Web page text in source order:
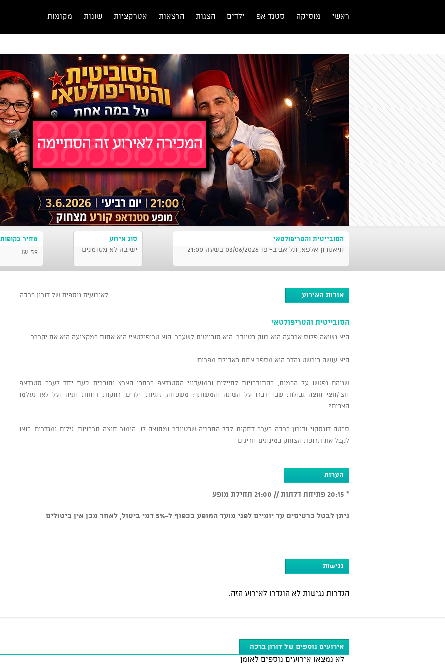
ראשי מוסיקה סטנד אפ ילדים הצגות הרצאות אטרקציות שונות מקומות
הסובייטית והטריפולטאי
תיאטרון אלפא, תל אביב-יפו 03/06/2026 בשעה 21:00
סוג אירוע
ישיבה לא מסומנים
מחיר בקופות
59 ₪
אודות האירוע לאירועים נוספים של דורון ברכה
הסובייטית והטריפולטאי
היא נשואה פלוס ארבעה הוא רווק בטינדר. היא סובייטית לשעבר, הוא טריפולטאי! היא אחות במקצועה הוא אח יקררר ...
היא עושה בורשט נהדר הוא מספר אחת באכילת מפרום!
שניהם נפגשו על הבמות, בהתנדבויות לחיילים ובמועדוני הסטנדאפ ברחבי הארץ וחוברים כעת יחד לערב סטנדאפ
חצי/חצי חוצה גבולות שבו ידברו על השונה והמשותף: משפחה, זוגיות, ילדים, רווקות, דוחות חניה ועל לאן נעלמו
הצבים?
סבטה דונסקוי ודורון ברכה בערב דחקות לכל החבר'ה שבטינדר ומחוצה לו. הומור חוצה תרבויות, גילים ומגדרים. בואו
לקבל את תרופת הצחוק במינונים חריגים
הערות
* 20:15 פתיחת דלתות // 21:00 תחילת מופע
ניתן לבטל כרטיסים עד יומיים לפני מועד המופע בכפוף ל-5% דמי ביטול, לאחר מכן אין ביטולים
נגישות
הגדרות נגישות לא הוגדרו לאירוע הזה.
אירועים נוספים של דורון ברכה
לא נמצאו אירועים נוספים לאומן